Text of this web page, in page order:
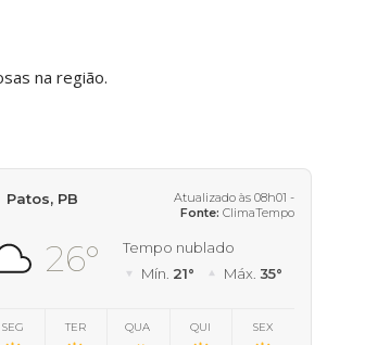
na região.
Patos, PB
Atualizado às 08h01 -
Fonte: ClimaTempo
26°
Tempo nublado
Mín. 21° Máx. 35°
SEG TER QUA QUI SEX